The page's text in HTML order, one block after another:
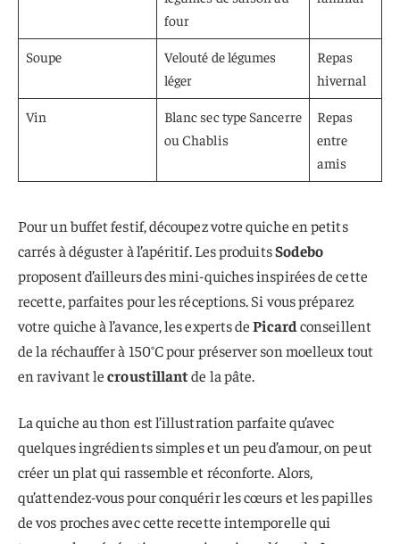
four
Soupe
Velouté de légumes
léger
Repas
hivernal
Vin
Blanc sec type Sancerre
ou Chablis
Repas
entre
amis
Pour un buffet festif, découpez votre quiche en petits
carrés à déguster à l’apéritif. Les produitsSodebo
proposent d’ailleurs des mini-quiches inspirées de cette
recette, parfaites pour les réceptions. Si vous préparez
votre quiche à l’avance, les experts dePicardconseillent
de la réchauffer à 150°C pour préserver son moelleux tout
en ravivant lecroustillantde la pâte.
La quiche au thon est l’illustration parfaite qu’avec
quelques ingrédients simples et un peu d’amour, on peut
créer un plat qui rassemble et réconforte. Alors,
qu’attendez-vous pour conquérir les cœurs et les papilles
de vos proches avec cette recette intemporelle qui